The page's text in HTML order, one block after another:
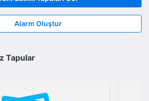
Alarm Oluştur
Tapular